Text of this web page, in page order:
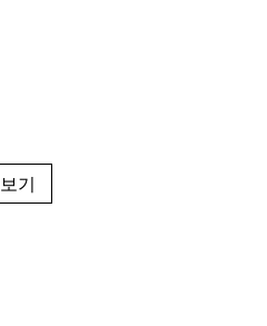
보기